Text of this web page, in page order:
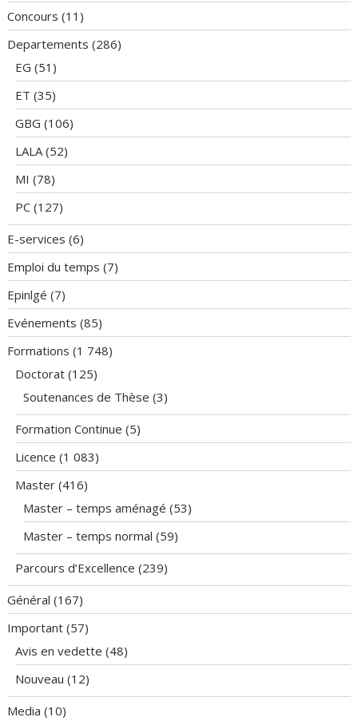
Concours (11)
Departements (286)
EG (51)
ET (35)
GBG (106)
LALA(52)
MI (78)
PC (127)
E-services (6)
Emploi du temps (7)
Epinlgé (7)
Evénements (85)
Formations (1 748)
Doctorat (125)
Soutenances de Thèse (3)
Formation Continue (5)
Licence (1 083)
Master (416)
Master – temps aménagé (53)
Master – temps normal (59)
Parcours d’Excellence (239)
Général (167)
Important (57)
Avis en vedette (48)
Nouveau (12)
Media (10)